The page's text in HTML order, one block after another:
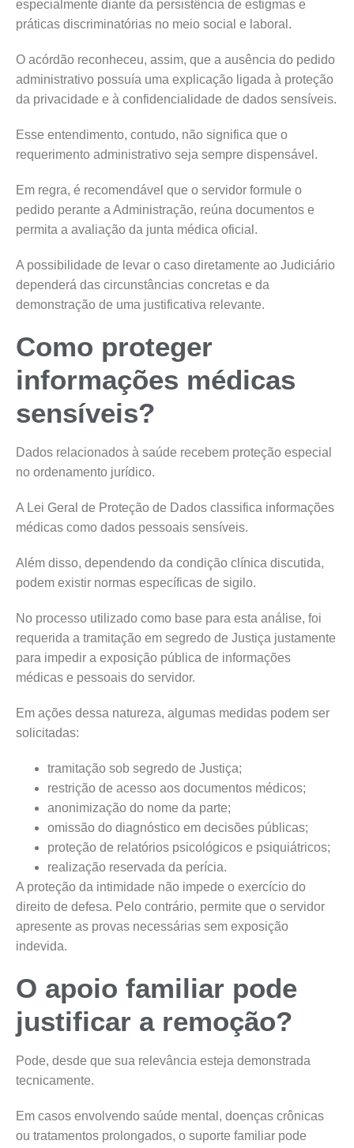
especialmente diante da persistência de estigmas e
práticas discriminatórias no meio social e laboral.
O acórdão reconheceu, assim, que a ausência do pedido
administrativo possuía uma explicação ligada à proteção
da privacidade e à confidencialidade de dados sensíveis.
Esse entendimento, contudo, não significa que o
requerimento administrativo seja sempre dispensável.
Em regra, é recomendável que o servidor formule o
pedido perante a Administração, reúna documentos e
permita a avaliação da junta médica oficial.
A possibilidade de levar o caso diretamente ao Judiciário
dependerá das circunstâncias concretas e da
demonstração de uma justificativa relevante.
Como proteger
informações médicas
sensíveis?
Dados relacionados à saúde recebem proteção especial
no ordenamento jurídico.
A Lei Geral de Proteção de Dados classifica informações
médicas como dados pessoais sensíveis.
Além disso, dependendo da condição clínica discutida,
podem existir normas específicas de sigilo.
No processo utilizado como base para esta análise, foi
requerida a tramitação em segredo de Justiça justamente
para impedir a exposição pública de informações
médicas e pessoais do servidor.
Em ações dessa natureza, algumas medidas podem ser
solicitadas:
tramitação sob segredo de Justiça;
restrição de acesso aos documentos médicos;
anonimização do nome da parte;
omissão do diagnóstico em decisões públicas;
proteção de relatórios psicológicos e psiquiátricos;
realização reservada da perícia.
A proteção da intimidade não impede o exercício do
direito de defesa. Pelo contrário, permite que o servidor
apresente as provas necessárias sem exposição
indevida.
O apoio familiar pode
justificar a remoção?
Pode, desde que sua relevância esteja demonstrada
tecnicamente.
Em casos envolvendo saúde mental, doenças crônicas
ou tratamentos prolongados, o suporte familiar pode